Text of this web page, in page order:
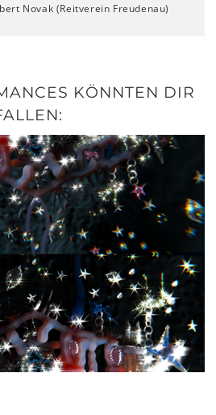
Novak (Reitverein Freudenau)
KÖNNTEN DIR